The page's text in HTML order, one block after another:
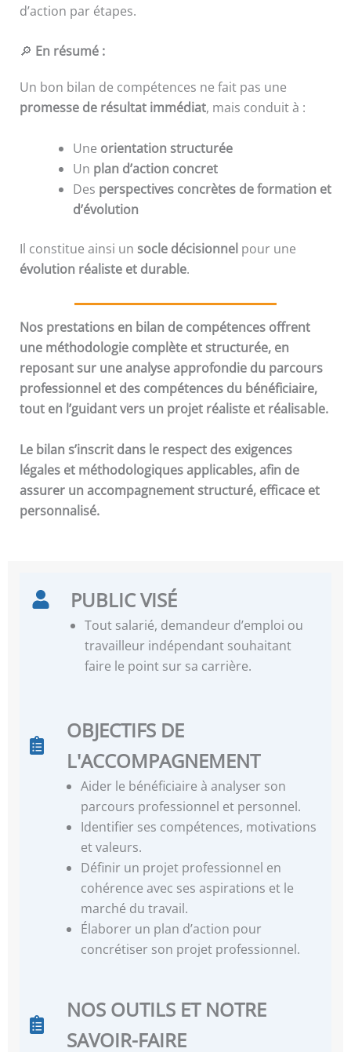
d’action par étapes.
🔎 En résumé :
Un bon bilan de compétences ne fait pas une
promesse de résultat immédiat, mais conduit à :
Une orientation structurée
Un plan d’action concret
Des perspectives concrètes de formation et
d’évolution
Il constitue ainsi un socle décisionnel pour une
évolution réaliste et durable.
Nos prestations en bilan de compétences offrent
une méthodologie complète et structurée, en
reposant sur une analyse approfondie du parcours
professionnel et des compétences du bénéficiaire,
tout en l’guidant vers un projet réaliste et réalisable.
Le bilan s’inscrit dans le respect des exigences
légales et méthodologiques applicables, afin de
assurer un accompagnement structuré, efficace et
personnalisé.
PUBLIC VISÉ
Tout salarié, demandeur d’emploi ou
travailleur indépendant souhaitant
faire le point sur sa carrière.
OBJECTIFS DE
L'ACCOMPAGNEMENT
Aider le bénéficiaire à analyser son
parcours professionnel et personnel.
Identifier ses compétences, motivations
et valeurs.
Définir un projet professionnel en
cohérence avec ses aspirations et le
marché du travail.
Élaborer un plan d’action pour
concrétiser son projet professionnel.
NOS OUTILS ET NOTRE
SAVOIR-FAIRE